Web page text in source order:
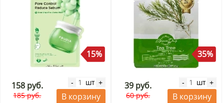
15%
158 руб.
185 руб.
- шт +
В корзину
35%
39 руб.
60 руб.
- шт +
В корзину